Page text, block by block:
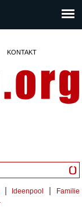
KONTAKT
| Ideenpool |
Familie